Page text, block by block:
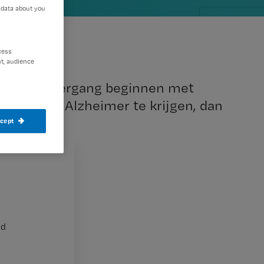
de overgang beginnen met
om Alzheimer te krijgen, dan
about you
audience